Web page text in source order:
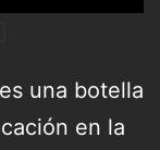
una botella
en la